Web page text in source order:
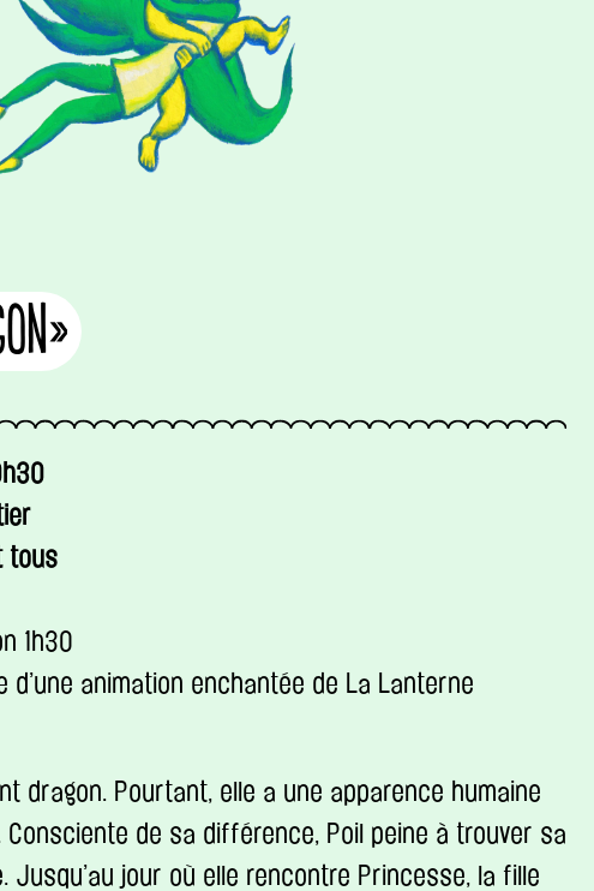
tous
1h30
d’une animation enchantée de La Lanterne
dragon. Pourtant, elle a une apparence humaine
de sa différence, Poil peine à trouver sa
Jusqu’au jour où elle rencontre Princesse, la fille